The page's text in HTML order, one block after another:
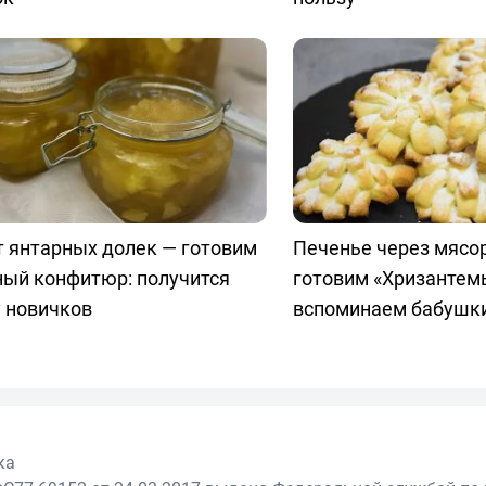
янтарных долек — готовим
конфитюр: получится
Печенье через
готовим
вспоминаем